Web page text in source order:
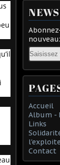
Email
Accueil
Album -
Links
Contact